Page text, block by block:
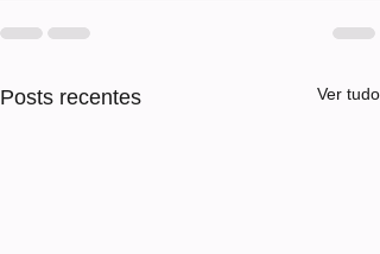
Posts recentes Ver tudo